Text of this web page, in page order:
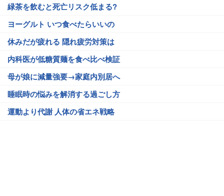
緑茶を飲むと死亡リスク低まる?
ヨーグルト いつ食べたらいいの
休みだが疲れる 隠れ疲労対策は
内科医が低糖質麺を食べ比べ検証
母が娘に減量強要→家庭内別居へ
睡眠時の悩みを解消する過ごし方
運動より代謝 人体の省エネ戦略